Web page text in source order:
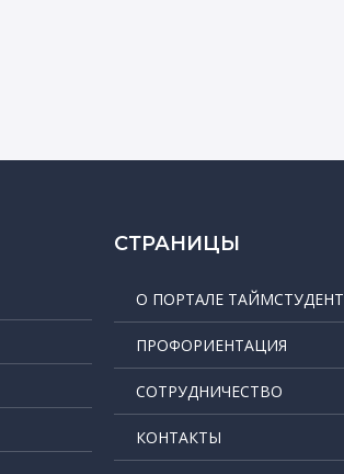
СТРАНИЦЫ
О ПОРТАЛЕ ТАЙМСТУДЕНТ
ПРОФОРИЕНТАЦИЯ
СОТРУДНИЧЕСТВО
КОНТАКТЫ